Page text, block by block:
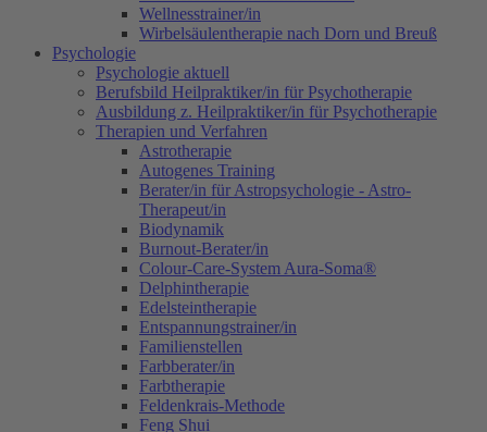
Wellnesstrainer/in
Wirbelsäulentherapie nach Dorn und Breuß
Psychologie
Psychologie aktuell
Berufsbild Heilpraktiker/in für Psychotherapie
Ausbildung z. Heilpraktiker/in für Psychotherapie
Therapien und Verfahren
Astrotherapie
Autogenes Training
Berater/in für Astropsychologie - Astro-
Therapeut/in
Biodynamik
Burnout-Berater/in
Colour-Care-System Aura-Soma®
Delphintherapie
Edelsteintherapie
Entspannungstrainer/in
Familienstellen
Farbberater/in
Farbtherapie
Feldenkrais-Methode
Feng Shui